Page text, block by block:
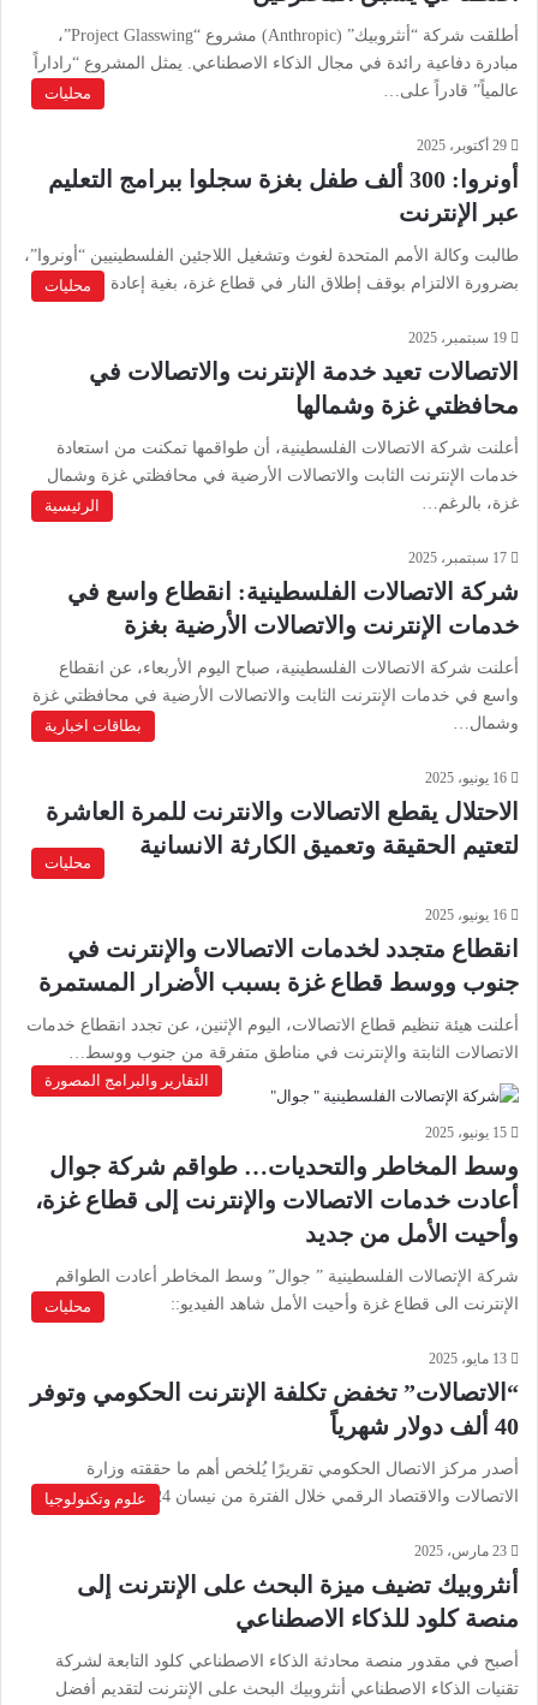
أطلقت شركة “أنثروبيك” (Anthropic) مشروع “Project Glasswing”،
مبادرة دفاعية رائدة في مجال الذكاء الاصطناعي. يمثل المشروع “راداراً
عالمياً” قادراً على…
محليات
29 أكتوبر، 2025
أونروا: 300 ألف طفل بغزة سجلوا ببرامج التعليم
عبر الإنترنت
طالبت وكالة الأمم المتحدة لغوث وتشغيل اللاجئين الفلسطينيين “أونروا”،
بضرورة الالتزام بوقف إطلاق النار في قطاع غزة، بغية إعادة الأطفال…
محليات
19 سبتمبر، 2025
الاتصالات تعيد خدمة الإنترنت والاتصالات في
محافظتي غزة وشمالها
أعلنت شركة الاتصالات الفلسطينية، أن طواقمها تمكنت من استعادة
خدمات الإنترنت الثابت والاتصالات الأرضية في محافظتي غزة وشمال
غزة، بالرغم…
الرئيسية
17 سبتمبر، 2025
شركة الاتصالات الفلسطينية: انقطاع واسع في
خدمات الإنترنت والاتصالات الأرضية بغزة
أعلنت شركة الاتصالات الفلسطينية، صباح اليوم الأربعاء، عن انقطاع
واسع في خدمات الإنترنت الثابت والاتصالات الأرضية في محافظتي غزة
وشمال…
بطاقات اخبارية
16 يونيو، 2025
الاحتلال يقطع الاتصالات والانترنت للمرة العاشرة
لتعتيم الحقيقة وتعميق الكارثة الانسانية
محليات
16 يونيو، 2025
انقطاع متجدد لخدمات الاتصالات والإنترنت في
جنوب ووسط قطاع غزة بسبب الأضرار المستمرة
أعلنت هيئة تنظيم قطاع الاتصالات، اليوم الإثنين، عن تجدد انقطاع خدمات
الاتصالات الثابتة والإنترنت في مناطق متفرقة من جنوب ووسط…
التقارير والبرامج المصورة
15 يونيو، 2025
وسط المخاطر والتحديات… طواقم شركة جوال
أعادت خدمات الاتصالات والإنترنت إلى قطاع غزة،
وأحيت الأمل من جديد
شركة الإتصالات الفلسطينية ” جوال” وسط المخاطر أعادت الطواقم
الإنترنت الى قطاع غزة وأحيت الأمل شاهد الفيديو::
محليات
13 مايو، 2025
“الاتصالات” تخفض تكلفة الإنترنت الحكومي وتوفر
40 ألف دولار شهرياً
أصدر مركز الاتصال الحكومي تقريرًا يُلخص أهم ما حققته وزارة
الاتصالات والاقتصاد الرقمي خلال الفترة من نيسان 2024 حتى نيسان…
علوم وتكنولوجيا
23 مارس، 2025
أنثروبيك تضيف ميزة البحث على الإنترنت إلى
منصة كلود للذكاء الاصطناعي
أصبح في مقدور منصة محادثة الذكاء الاصطناعي كلود التابعة لشركة
تقنيات الذكاء الاصطناعي أنثروبيك البحث على الإنترنت لتقديم أفضل